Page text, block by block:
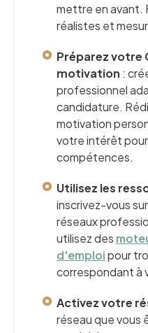
mettre en avant.
réalistes et
Préparez votre
motivation :
professionnel
candidature.
motivation
votre intérêt
compétences.
Utilisez les
inscrivez-vous
réseaux
utilisez des
d'emploipour
correspondant à
Activez votre
réseau que vous